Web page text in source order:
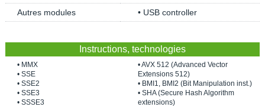
Autres modules
• USB controller
Instructions, technologies
• MMX
• SSE
• SSE2
• SSE3
• SSSE3
• AVX 512 (Advanced Vector
Extensions 512)
• BMI1, BMI2 (Bit Manipulation inst.)
• SHA (Secure Hash Algorithm
extensions)